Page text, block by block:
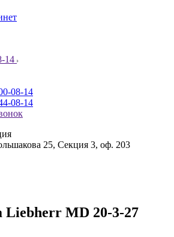
14
08-14
08-14
25, Секция 3, оф. 203
Liebherr MD 20-3-27